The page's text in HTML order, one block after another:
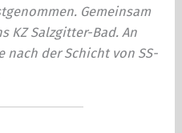
Gemeinsam
KZ Salzgitter-Bad. An
nach der Schicht von SS-